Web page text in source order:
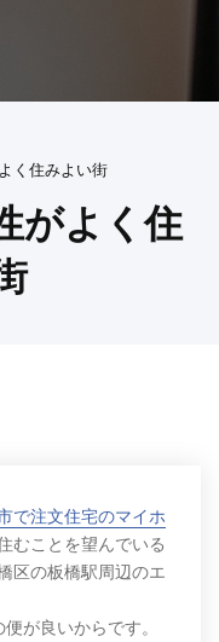
く住みよい街
がよく住
で注文住宅のマイホ
むことを望んでいる
区の板橋駅周辺のエ
が良いからです。